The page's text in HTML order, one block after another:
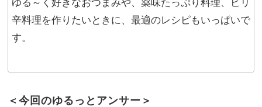
辛料理を作りたいときに、最適のレシピもいっぱいで
す。
＜今回のゆるっとアンサー＞